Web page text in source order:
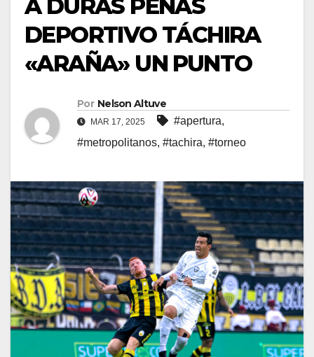
A DURAS PENAS
DEPORTIVO TÁCHIRA
«ARAÑA» UN PUNTO
Por Nelson Altuve
MAR 17, 2025 #apertura,
#metropolitanos, #tachira, #torneo